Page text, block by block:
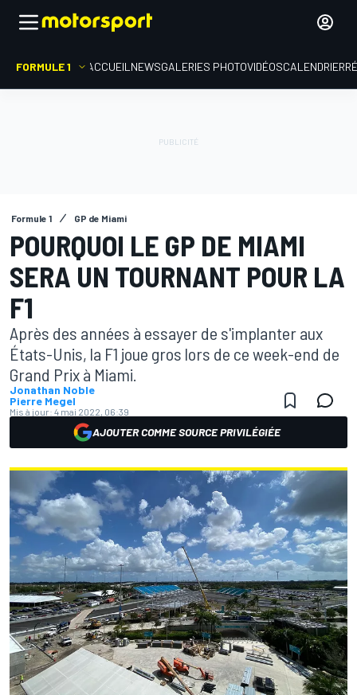
FORMULE 1 ACCUEIL NEWSGALERIES PHOTOVIDÉOSCALENDRIER
Formule 1 GP de Miami
POURQUOI LE GP DE MIAMI
SERA UN TOURNANT POUR LA
F1
Après des années à essayer de s'implanter aux
États-Unis, la F1 joue gros lors de ce week-end de
Grand Prix à Miami.
Jonathan Noble
Pierre Megel
Mis à jour: 4 mai 2022, 06:39
AJOUTER COMME SOURCE PRIVILÉGIÉE